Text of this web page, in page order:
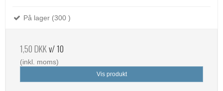
På lager (300 )
1,50 DKKv/ 10
(inkl. moms)
Vis produkt